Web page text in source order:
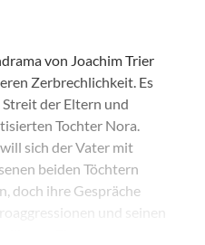
von Joachim Trier
Zerbrechlichkeit. Es
der Eltern und
Tochter Nora.
sich der Vater mit
beiden Töchtern
doch ihre Gespräche
und seinen